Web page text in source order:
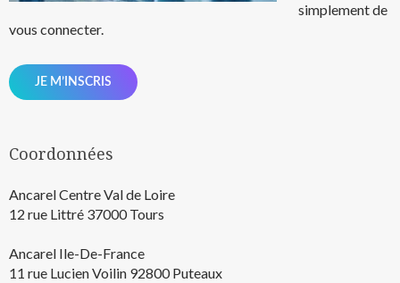
simplement de
vous connecter.
JE M’INSCRIS
Coordonnées
Ancarel Centre Val de Loire
12 rue Littré 37000 Tours
Ancarel Ile-De-France
11 rue Lucien Voilin 92800 Puteaux